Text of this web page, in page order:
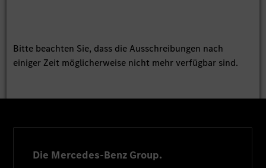
Bitte beachten Sie, dass die Ausschreibungen nach
einiger Zeit möglicherweise nicht mehr verfügbar sind.
Die Mercedes-Benz Group.